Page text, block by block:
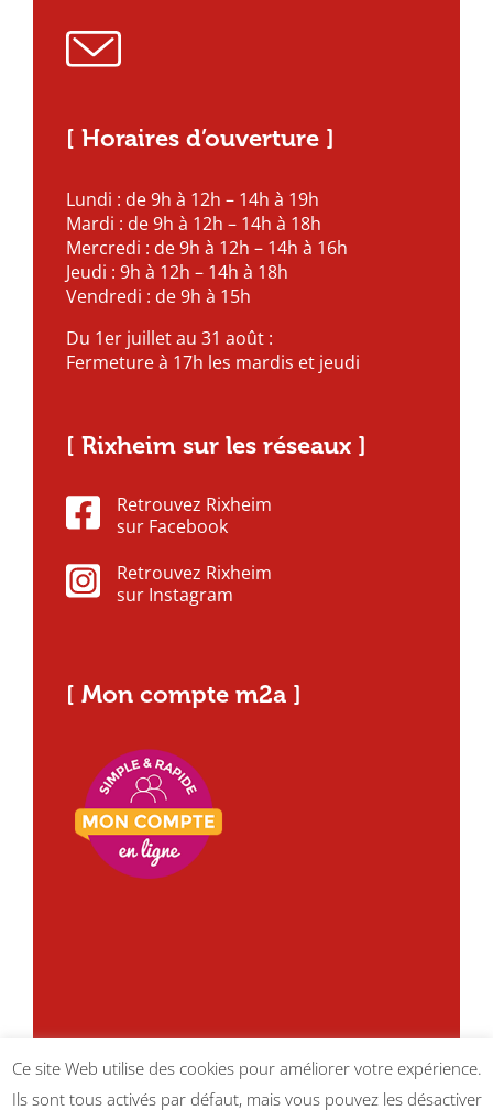
[ Horaires d’ouverture ]
Lundi : de 9h à 12h – 14h à 19h
Mardi : de 9h à 12h – 14h à 18h
Mercredi : de 9h à 12h – 14h à 16h
Jeudi : 9h à 12h – 14h à 18h
Vendredi : de 9h à 15h
Du 1er juillet au 31 août :
Fermeture à 17h les mardis et jeudi
[ Rixheim sur les réseaux ]
Retrouvez Rixheim
sur Facebook
Retrouvez Rixheim
sur Instagram
[ Mon compte m2a ]
Ce site Web utilise des cookies pour améliorer votre expérience.
Ils sont tous activés par défaut, mais vous pouvez les désactiver